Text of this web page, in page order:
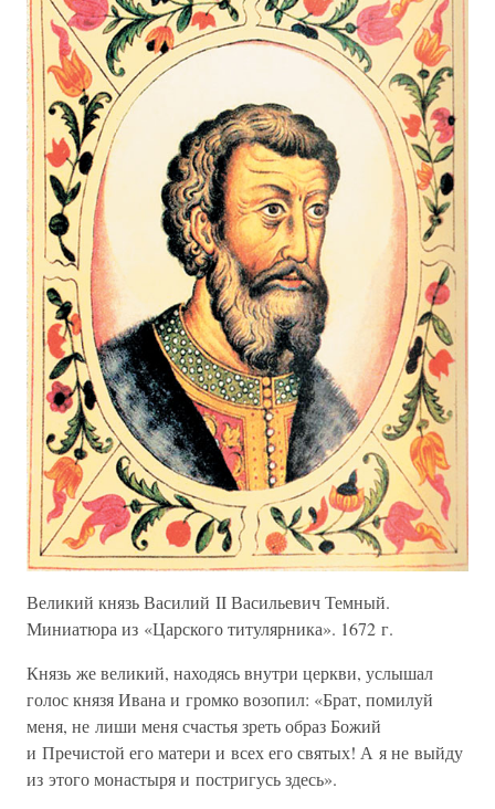
Великий князь Василий II Васильевич Темный.
Миниатюра из «Царского титулярника». 1672 г.
Князь же великий, находясь внутри церкви, услышал
голос князя Ивана и громко возопил: «Брат, помилуй
меня, не лиши меня счастья зреть образ Божий
и Пречистой его матери и всех его святых! А я не выйду
из этого монастыря и постригусь здесь».